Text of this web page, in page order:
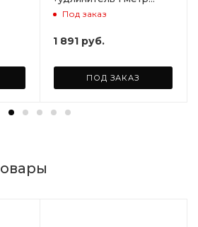
(общая длина 2 м)
Под заказ
1 891 руб.
ПОД ЗАКАЗ